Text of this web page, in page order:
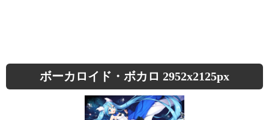
ボーカロイド・ボカロ 2952x2125px